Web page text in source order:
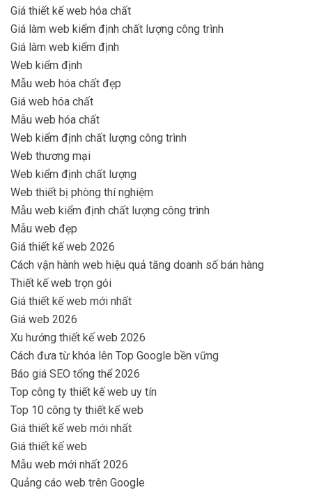
Giá thiết kế web hóa chất
Giá làm web kiểm định chất lượng công trình
Giá làm web kiểm định
Web kiểm định
Mẫu web hóa chất đẹp
Giá web hóa chất
Mẫu web hóa chất
Web kiểm định chất lượng công trình
Web thương mại
Web kiểm định chất lượng
Web thiết bị phòng thí nghiệm
Mẫu web kiểm định chất lượng công trình
Mẫu web đẹp
Giá thiết kế web 2026
Cách vận hành web hiệu quả tăng doanh số bán hàng
Thiết kế web trọn gói
Giá thiết kế web mới nhất
Giá web 2026
Xu hướng thiết kế web 2026
Cách đưa từ khóa lên Top Google bền vững
Báo giá SEO tổng thể 2026
Top công ty thiết kế web uy tín
Top 10 công ty thiết kế web
Giá thiết kế web mới nhất
Giá thiết kế web
Mẫu web mới nhất 2026
Quảng cáo web trên Google